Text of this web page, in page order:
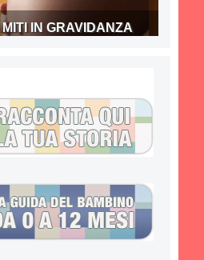
IN GRAVIDANZA